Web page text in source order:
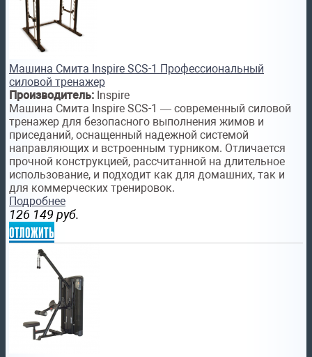
Машина Смита Inspire SCS-1 Профессиональный
силовой тренажер
Производитель: Inspire
Машина Смита Inspire SCS-1 — современный силовой
тренажер для безопасного выполнения жимов и
приседаний, оснащенный надежной системой
направляющих и встроенным турником. Отличается
прочной конструкцией, рассчитанной на длительное
использование, и подходит как для домашних, так и
для коммерческих тренировок.
Подробнее
126 149 руб.
отложить